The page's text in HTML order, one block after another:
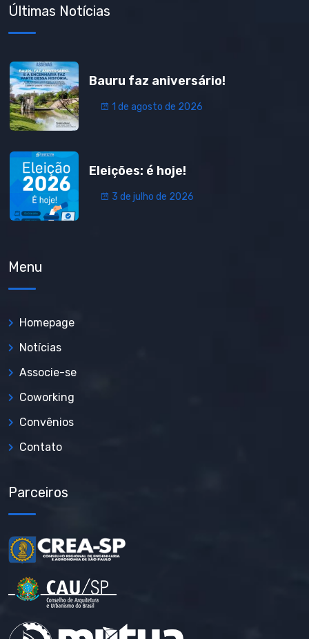
Últimas Notícias
Bauru faz aniversário!
1 de agosto de 2026
Eleições: é hoje!
3 de julho de 2026
Menu
Homepage
Notícias
Associe-se
Coworking
Convênios
Contato
Parceiros